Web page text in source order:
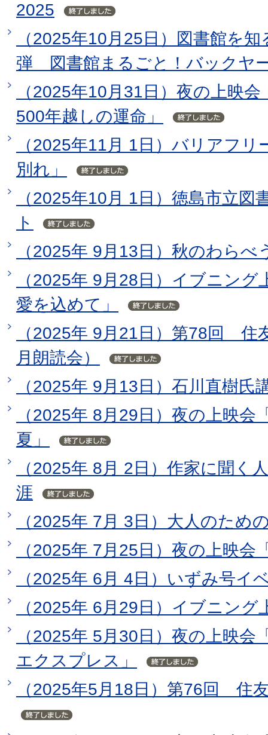
2025
（2025年10月25日）図書館を
弾 図書館まるごと！バックヤ
（2025年10月31日）夜の上映
500年越しの運命」
（2025年11月 1日）バリアフ
別れ」
（2025年10月 1日）徳島市立
ト
（2025年 9月13日）秋のわらべ
（2025年 9月28日）イブニン
愛を込めて」
（2025年 9月21日）第78回 住
月朗読会）
（2025年 9月13日）石川直樹氏
（2025年 8月29日）夜の上映
夏」
（2025年 8月 2日）作家に聞く
涯
（2025年 7月 3日）大人のため
（2025年 7月25日）夜の上映会
（2025年 6月 4日）いずみ号
（2025年 6月29日）イブニング
（2025年 5月30日）夜の上映会
エクスプレス」
（2025年5月18日）第76回 住